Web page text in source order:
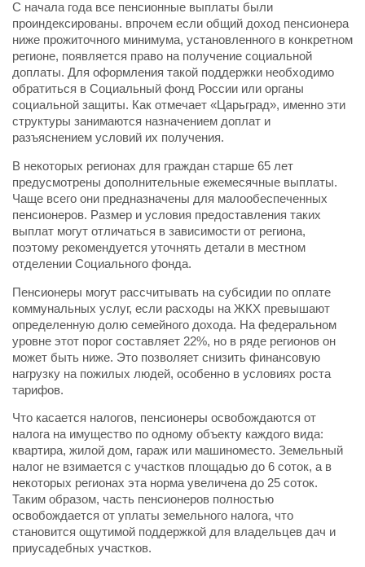
С начала года все пенсионные выплаты были
проиндексированы. впрочем если общий доход пенсионера
ниже прожиточного минимума, установленного в конкретном
регионе, появляется право на получение социальной
доплаты. Для оформления такой поддержки необходимо
обратиться в Социальный фонд России или органы
социальной защиты. Как отмечает «Царьград», именно эти
структуры занимаются назначением доплат и
разъяснением условий их получения.
В некоторых регионах для граждан старше 65 лет
предусмотрены дополнительные ежемесячные выплаты.
Чаще всего они предназначены для малообеспеченных
пенсионеров. Размер и условия предоставления таких
выплат могут отличаться в зависимости от региона,
поэтому рекомендуется уточнять детали в местном
отделении Социального фонда.
Пенсионеры могут рассчитывать на субсидии по оплате
коммунальных услуг, если расходы на ЖКХ превышают
определенную долю семейного дохода. На федеральном
уровне этот порог составляет 22%, но в ряде регионов он
может быть ниже. Это позволяет снизить финансовую
нагрузку на пожилых людей, особенно в условиях роста
тарифов.
Что касается налогов, пенсионеры освобождаются от
налога на имущество по одному объекту каждого вида:
квартира, жилой дом, гараж или машиноместо. Земельный
налог не взимается с участков площадью до 6 соток, а в
некоторых регионах эта норма увеличена до 25 соток.
Таким образом, часть пенсионеров полностью
освобождается от уплаты земельного налога, что
становится ощутимой поддержкой для владельцев дач и
приусадебных участков.